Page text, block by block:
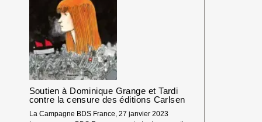
Soutien à Dominique Grange et Tardi
contre la censure des éditions Carlsen
La Campagne BDS France, 27 janvier 2023